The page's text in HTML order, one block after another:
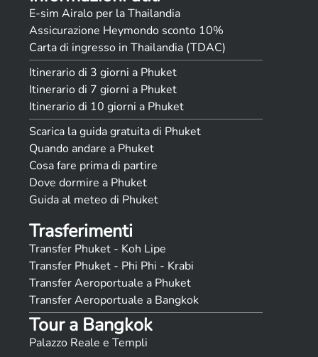
E-sim Airalo per la Thailandia
Assicurazione Heymondo sconto 10%
Carta di ingresso in Thailandia (TDAC)
Itinerario di 3 giorni a Phuket
Itinerario di 7 giorni a Phuket
Itinerario di 10 giorni a Phuket
Scarica la guida gratuita di Phuket
Quando andare a Phuket
Cosa fare prima di partire
Dove dormire a Phuket
Guida al meteo di Phuket
Trasferimenti
Transfer Phuket - Koh Lipe
Transfer Phuket - Phi Phi - Krabi
Transfer Aeroportuale a Phuket
Transfer Aeroportuale a Bangkok
Tour a Bangkok
Palazzo Reale e Templi